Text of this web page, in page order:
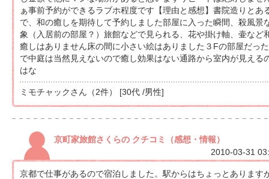
ぁ事前予約ができるラブホ程度です【理由と感想】書院造りとあ
で、和の癒しを期待して予約しました部屋に入った瞬間、殺風景
象（入居前の部屋？）旅館などで見られる、花や掛け軸、壷など
癒しはありません床の間に小さい絵はありました３Fの部屋だっ
で中庭は当然見えないので癒し効果はない通路から室内が見える
はな
ミモチャックさん（2件） [30代 /男性]
京町家旅館さくらの クチコミ（感想・情報）
2010-03-31
京都で仕事があるので宿泊しました。駅からはちょっとあります